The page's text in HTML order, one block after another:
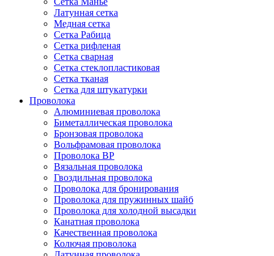
Латунная сетка
Медная сетка
Сетка Рабица
Сетка рифленая
Сетка сварная
Сетка стеклопластиковая
Сетка тканая
Сетка для штукатурки
Проволока
Алюминиевая проволока
Биметаллическая проволока
Бронзовая проволока
Вольфрамовая проволока
Проволока ВР
Вязальная проволока
Гвоздильная проволока
Проволока для бронирования
Проволока для пружинных шайб
Проволока для холодной высадки
Канатная проволока
Качественная проволока
Колючая проволока